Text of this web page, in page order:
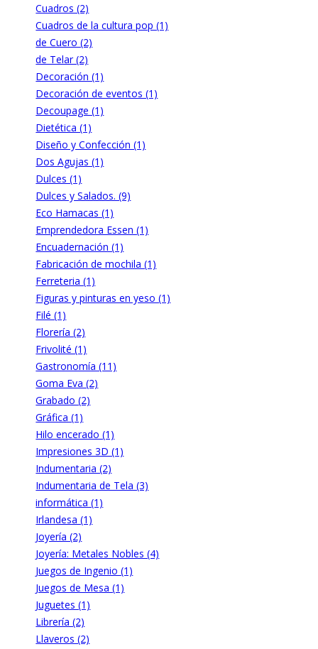
Cuadros (2)
Cuadros de la cultura pop (1)
de Cuero (2)
de Telar (2)
Decoración (1)
Decoración de eventos (1)
Decoupage (1)
Dietética (1)
Diseño y Confección (1)
Dos Agujas (1)
Dulces (1)
Dulces y Salados. (9)
Eco Hamacas (1)
Emprendedora Essen (1)
Encuadernación (1)
Fabricación de mochila (1)
Ferreteria (1)
Figuras y pinturas en yeso (1)
Filé (1)
Florería (2)
Frivolité (1)
Gastronomía (11)
Goma Eva (2)
Grabado (2)
Gráfica (1)
Hilo encerado (1)
Impresiones 3D (1)
Indumentaria (2)
Indumentaria de Tela (3)
informática (1)
Irlandesa (1)
Joyería (2)
Joyería: Metales Nobles (4)
Juegos de Ingenio (1)
Juegos de Mesa (1)
Juguetes (1)
Librería (2)
Llaveros (2)